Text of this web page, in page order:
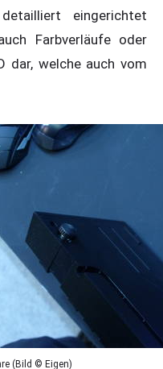
eingerichtet
Farbverläufe oder
dar, welche auch vom
(Bild © Eigen)